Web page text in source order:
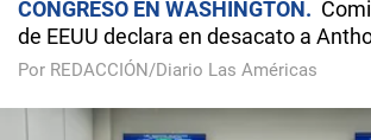
CONGRESO EN WASHINGTON
de EEUU declara en desacato a
Por REDACCIÓN/Diario Las Américas